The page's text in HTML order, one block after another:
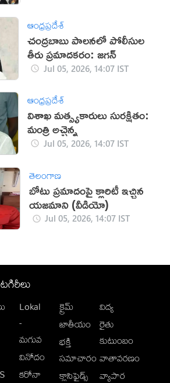
ఆంధ్రప్రదేశ్
చంద్రబాబు పాలనలో పోలీసుల
తీరు ప్రమాదకరం: జగన్
Jul 05, 2026, 14:07 IST
ఆంధ్రప్రదేశ్
విశాఖ మత్స్యకారులు సురక్షితం:
మంత్రి అచ్చెన్న
Jul 05, 2026, 14:07 IST
తెలంగాణ
బోటు ప్రమాదంపై క్లారిటీ ఇచ్చిన
యజమాని (వీడియో)
Jul 05, 2026, 14:07 IST
Lokal
-
మగువ
వినోదం
కరోనా
క్రైమ్
జాతీయం
భక్తి
సమాచారం
క్లాసిఫైడ్స్
విద్య
రైతు
కుటుంబం
వాతావరణం
వ్యాపార